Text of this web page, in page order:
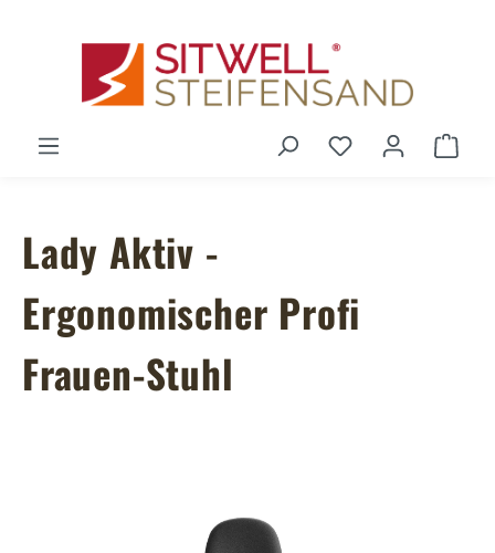
Du hast 0
Lady Aktiv -
Ergonomischer Profi
Frauen-Stuhl
Bildergalerie überspringen